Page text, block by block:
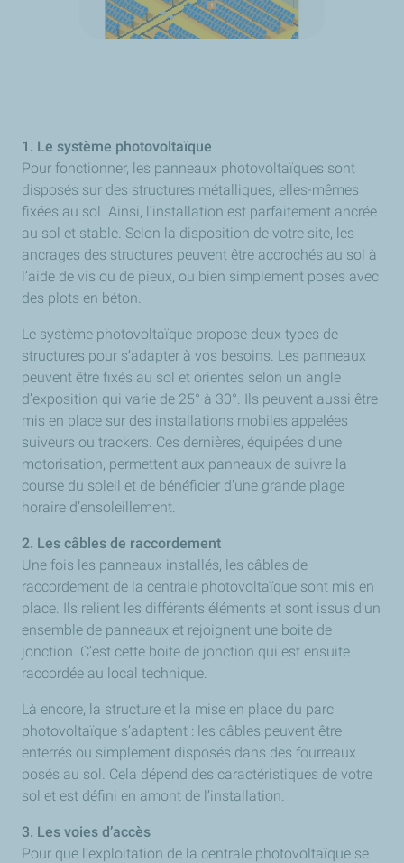
1. Le système photovoltaïque
Pour fonctionner, les panneaux photovoltaïques sont
disposés sur des structures métalliques, elles-mêmes
fixées au sol. Ainsi, l’installation est parfaitement ancrée
au sol et stable. Selon la disposition de votre site, les
ancrages des structures peuvent être accrochés au sol à
l’aide de vis ou de pieux, ou bien simplement posés avec
des plots en béton.
Le système photovoltaïque propose deux types de
structures pour s’adapter à vos besoins. Les panneaux
peuvent être fixés au sol et orientés selon un angle
d’exposition qui varie de 25° à 30°. Ils peuvent aussi être
mis en place sur des installations mobiles appelées
suiveurs ou trackers. Ces dernières, équipées d’une
motorisation, permettent aux panneaux de suivre la
course du soleil et de bénéficier d’une grande plage
horaire d’ensoleillement.
2. Les câbles de raccordement
Une fois les panneaux installés, les câbles de
raccordement de la centrale photovoltaïque sont mis en
place. Ils relient les différents éléments et sont issus d’un
ensemble de panneaux et rejoignent une boite de
jonction. C’est cette boite de jonction qui est ensuite
raccordée au local technique.
Là encore, la structure et la mise en place du parc
photovoltaïque s’adaptent : les câbles peuvent être
enterrés ou simplement disposés dans des fourreaux
posés au sol. Cela dépend des caractéristiques de votre
sol et est défini en amont de l’installation.
3. Les voies d’accès
Pour que l’exploitation de la centrale photovoltaïque se